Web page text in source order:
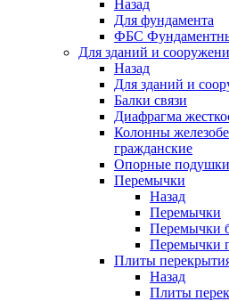
Назад
Для фундамента
ФБС
Для зданий и
Назад
Для зданий и
Балки связи
Диафрагма
Колонны
гражданские
Опорные подушки
Перемычки
Назад
Перемычки
Перемычки
Перемычки
Плиты
Назад
Плиты